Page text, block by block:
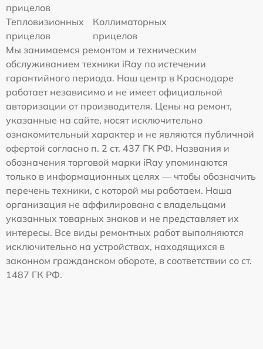
прицелов
Тепловизионных
прицелов
Коллиматорных
прицелов
Мы занимаемся ремонтом и техническим
обслуживанием техники iRay по истечении
гарантийного периода. Наш центр в Краснодаре
работает независимо и не имеет официальной
авторизации от производителя. Цены на ремонт,
указанные на сайте, носят исключительно
ознакомительный характер и не являются публичной
офертой согласно п. 2 ст. 437 ГК РФ. Названия и
обозначения торговой марки iRay упоминаются
только в информационных целях — чтобы обозначить
перечень техники, с которой мы работаем. Наша
организация не аффилирована с владельцами
указанных товарных знаков и не представляет их
интересы. Все виды ремонтных работ выполняются
исключительно на устройствах, находящихся в
законном гражданском обороте, в соответствии со ст.
1487 ГК РФ.